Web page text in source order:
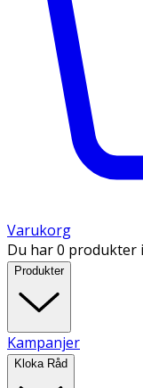
Varukorg
Du har 0 produkter
Produkter
Kampanjer
Kloka Råd